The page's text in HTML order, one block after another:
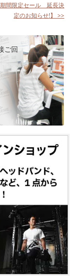
間限定セール 延長決
定のお知らせ!】 >>
ご回